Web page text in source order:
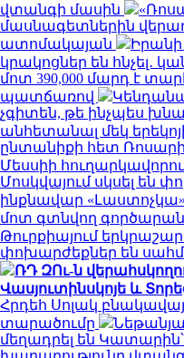
վտանգի մասին
մասնագետներին
ատոմակայան
Իրանի
կրակոցներ են հնչել․
մոտ 390,000 մարդ է
պատճառով
չգիտեն, թե ինչպես
անհետանալ մեկ
ընտանիքի հետ
Մեսսիի
Մոսկվայում սկսել են
ինքնավար
մոտ գտնվող
Թուրքիայում
փոխարժեքներ են
ՌԴ ԶՈւ-ն
Վասյուտինսկոյե և
Հրդեհ Սոլակ
տարածումը
մեղադրել են